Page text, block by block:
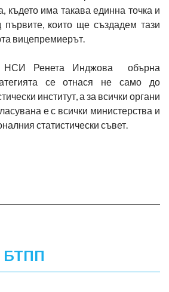
където има такава единна точка и
които ще създадем тази
вицепремиерът.
НСИ Ренета Инджова обърна
се отнася не само до
институт, а за всички органи
е с всички министерства и
статистически съвет.